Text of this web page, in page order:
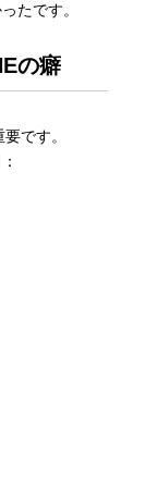
たです。
の癖
です。